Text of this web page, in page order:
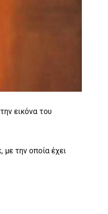
εικόνα του
την οποία έχει